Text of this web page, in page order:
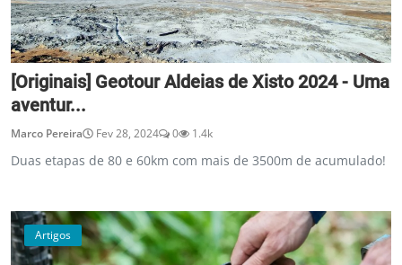
[Originais] Geotour Aldeias de Xisto 2024 - Uma
aventur...
Marco Pereira Fev 28, 2024 0 1.4k
Duas etapas de 80 e 60km com mais de 3500m de acumulado!
Artigos